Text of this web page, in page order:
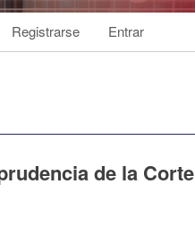
Registrarse Entrar
de la Corte